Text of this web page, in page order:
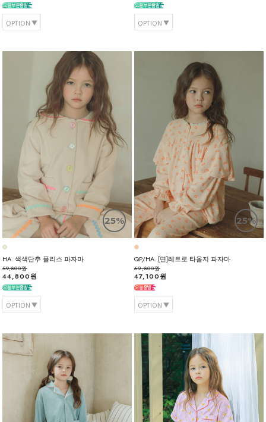
OPTION OPTION
25%
HA. 색색단추 플리스 파자마
59,800원
44,800원
OPTION
25%
QP/HA. [면]레트로 타올지 파자마
62,800원
47,100원
OPTION